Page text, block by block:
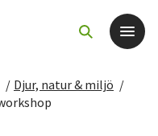
/ Djur, natur & miljö /